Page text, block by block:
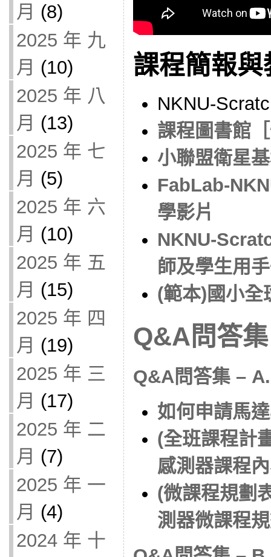
月 (8)
2025 年 九
月 (10)
2025 年 八
月 (13)
2025 年 七
月 (5)
2025 年 六
月 (10)
2025 年 五
月 (15)
2025 年 四
月 (19)
2025 年 三
月 (17)
2025 年 二
月 (7)
2025 年 一
月 (4)
2024 年 十
課程簡報與
NKNU-
課程圖書館
小聯盟衛星
FabLab-
學影片
NKNU-
師及學生用
(範本)國小全
Q&A問答集
Q&A問答集 – A.
如何申請馬
(全班課程計
感測器課程
(微課程規劃
測器微課程